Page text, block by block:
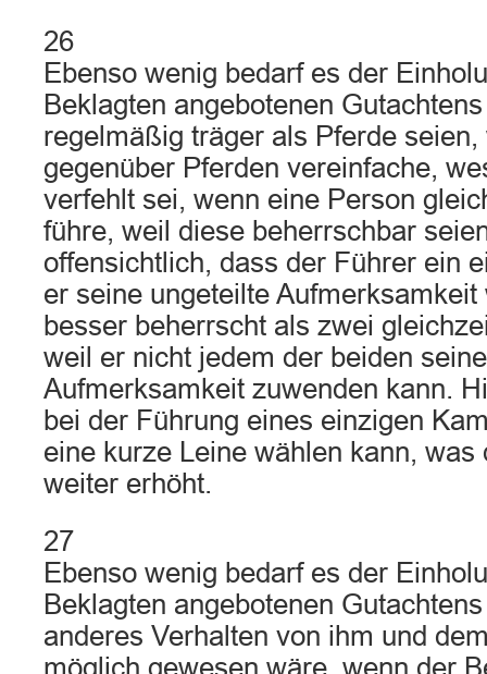
26
Ebenso wenig bedarf es der
Beklagten angebotenen
regelmäßig träger als Pferde
gegenüber Pferden vereinfache,
verfehlt sei, wenn eine Person
führe, weil diese beherrschbar
offensichtlich, dass der Führer ein
er seine ungeteilte
besser beherrscht als zwei
weil er nicht jedem der beiden
Aufmerksamkeit zuwenden kann.
bei der Führung eines einzigen
eine kurze Leine wählen kann,
weiter erhöht.
27
Ebenso wenig bedarf es der
Beklagten angebotenen
anderes Verhalten von ihm und
möglich gewesen wäre, wenn der